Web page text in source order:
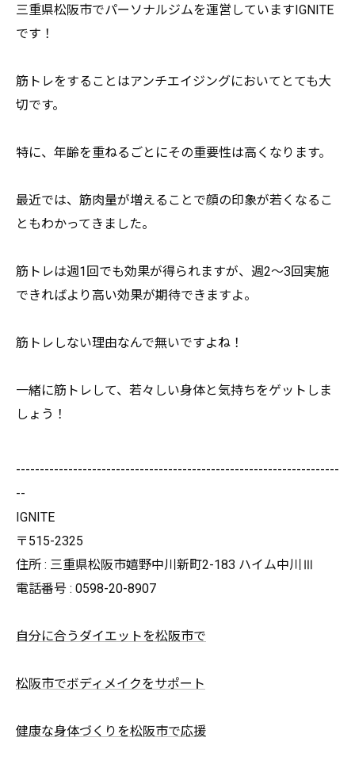
三重県松阪市でパーソナルジムを運営していますIGNITE
です！
筋トレをすることはアンチエイジングにおいてとても大
切です。
特に、年齢を重ねるごとにその重要性は高くなります。
最近では、 筋肉量が増えることで顔の印象が若くなるこ
ともわかってきました。
筋トレは週1回でも効果が得られますが、週2～3回実施
できればより高い効果が期待できますよ。
筋トレしない理由なんで無いですよね！
一緒に筋トレして、若々しい身体と気持ちをゲットしま
しょう！
--------------------------------------------------------------------
--
IGNITE
〒515-2325
住所 : 三重県松阪市嬉野中川新町2-183 ハイム中川Ⅲ
電話番号 : 0598-20-8907
自分に合うダイエットを松阪市で
松阪市でボディメイクをサポート
健康な身体づくりを松阪市で応援